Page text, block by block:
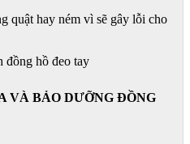
quật hay ném vì sẽ gây lỗi cho
VÀ BẢO DƯỠNG ĐỒNG